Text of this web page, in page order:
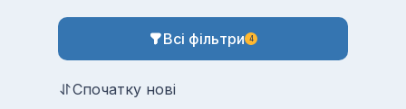
Всі фільтри 4
Спочатку нові